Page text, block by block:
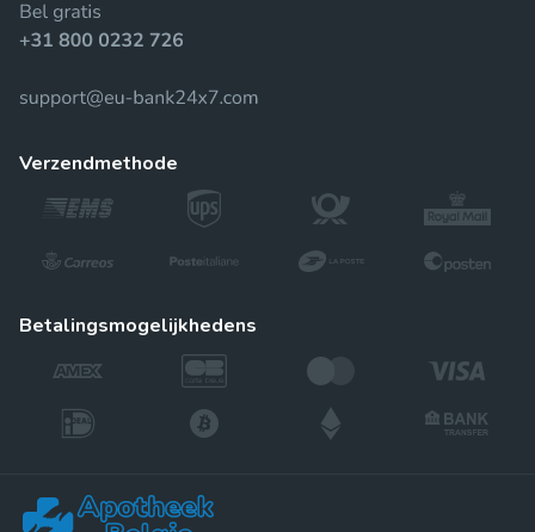
verzendmethode
betalingsmogelijkhedens